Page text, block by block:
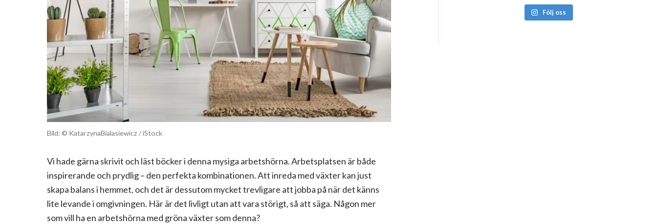
Bild: © KatarzynaBialasiewicz / iStock
Vi hade gärna skrivit och läst böcker i denna mysiga arbetshörna. Arbetsplatsen är både
inspirerande och prydlig – den perfekta kombinationen. Att inreda med växter kan just
skapa balans i hemmet, och det är dessutom mycket trevligare att jobba på när det känns
lite levande i omgivningen. Här är det livligt utan att vara störigt, så att säga. Någon mer
som vill ha en arbetshörna med gröna växter som denna?
Följ oss